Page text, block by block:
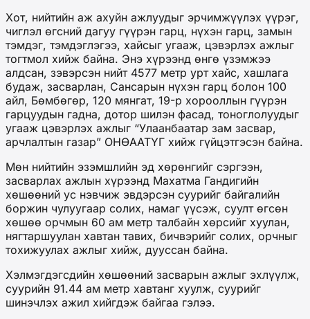
Хот, нийтийн аж ахуйн ажлуудыг эрчимжүүлэх үүрэг,
чиглэл өгсний дагуу гүүрэн гарц, нүхэн гарц, замын
тэмдэг, тэмдэглэгээ, хайсыг угааж, цэвэрлэх ажлыг
тогтмол хийж байна. Энэ хүрээнд өнгө үзэмжээ
алдсан, зэвэрсэн нийт 4577 метр урт хайс, хашлага
будаж, засварлан, Сансарын нүхэн гарц болон 100
айл, Бөмбөгөр, 120 мянгат, 19-р хорооллын гүүрэн
гарцуудын гадна, дотор шилэн фасад, тоноглолуудыг
угааж цэвэрлэх ажлыг “Улаанбаатар зам засвар,
арчлалтын газар” ОНӨААТҮГ хийж гүйцэтгэсэн байна.
Мөн нийтийн эзэмшлийн эд хөрөнгийг сэргээн,
засварлах ажлын хүрээнд Махатма Гандигийн
хөшөөний ус нэвчиж эвдэрсэн суурийг байгалийн
боржин чулуугаар солих, намаг үүсэж, суулт өгсөн
хөшөө орчмын 60 ам метр талбайн хөрсийг хуулан,
нягтаршуулан хавтан тавих, бичвэрийг солих, орчныг
тохижуулах ажлыг хийж, дууссан байна.
Хэлмэгдэгсдийн хөшөөний засварын ажлыг эхлүүлж,
суурийн 91.44 ам метр хавтанг хуулж, суурийг
шинэчлэх ажил хийгдэж байгаа гэлээ.